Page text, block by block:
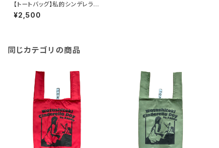
【トートバッグ】私的シンデレラデ
ーVol.4
¥2,500
同じカテゴリの商品